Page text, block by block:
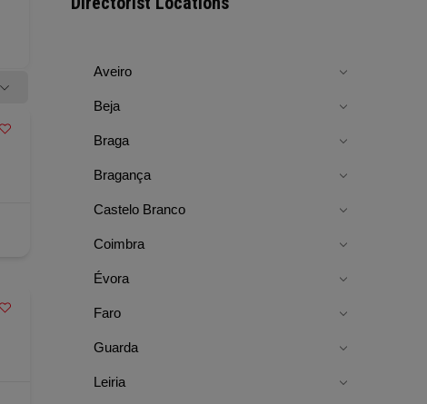
Aveiro
Beja
Braga
Bragança
Castelo Branco
Coimbra
Évora
Faro
Guarda
Leiria